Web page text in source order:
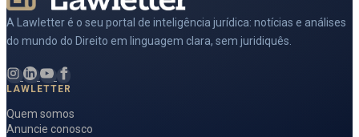
A Lawletter é o seu portal de inteligência jurídica: notícias e análises
do mundo do Direito em linguagem clara, sem juridiquês.
LAWLETTER
Quem somos
Anuncie conosco